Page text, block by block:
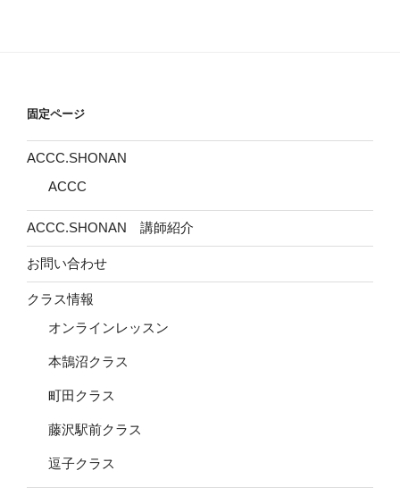
固定ページ
ACCC.SHONAN
ACCC
ACCC.SHONAN 講師紹介
お問い合わせ
クラス情報
オンラインレッスン
本鵠沼クラス
町田クラス
藤沢駅前クラス
逗子クラス